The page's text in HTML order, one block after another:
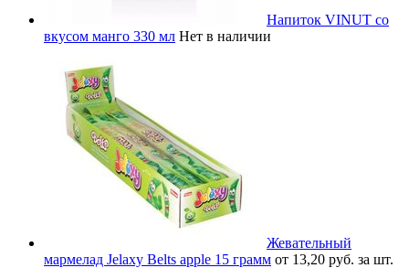
Напиток VINUT со
вкусом манго 330 мл Нет в наличии
Жевательный
мармелад Jelaxy Belts apple 15 грамм от 13,20 руб. за шт.